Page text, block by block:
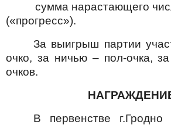
сумма нарастающего
(«прогресс»).
За выигрыш партии
очко, за ничью – пол-очка,
очков.
В первенстве